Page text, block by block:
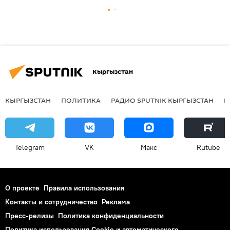
Кыргызстан
КЫРГЫЗСТАН ПОЛИТИКА РАДИО SPUTNIK КЫРГЫЗСТАН
Telegram VK Макс Rutube
О проекте Правила использования
Контакты и сотрудничество Реклама
Пресс-релизы Политика конфиденциальности